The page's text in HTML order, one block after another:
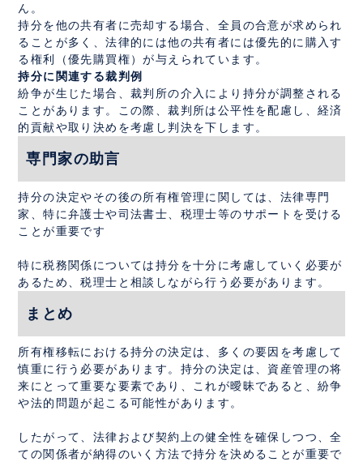
ん。
持分を他の共有者に売却する場合、全員の合意が求められ
ることが多く、法律的には他の共有者には優先的に購入す
る権利（優先購買権）が与えられています。
持分に関連する裁判例
紛争が生じた場合、裁判所の介入により持分が調整される
ことがあります。この際、裁判所は公平性を配慮し、経済
的貢献や取り決めを考慮し判決を下します。
専門家の助言
持分の決定やその後の所有権管理に関しては、法律専門
家、特に弁護士や司法書士、税理士等のサポートを受ける
ことが重要です
特に税務関係については持分を十分に考慮していく必要が
あるため、税理士と相談しながら行う必要があります。
まとめ
所有権移転における持分の決定は、多くの要因を考慮して
慎重に行う必要があります。持分の決定は、資産管理の将
来にとって重要な要素であり、これが曖昧であると、紛争
や法的問題が起こる可能性があります。
したがって、法律および契約上の健全性を確保しつつ、全
ての関係者が納得のいく方法で持分を決めることが重要で